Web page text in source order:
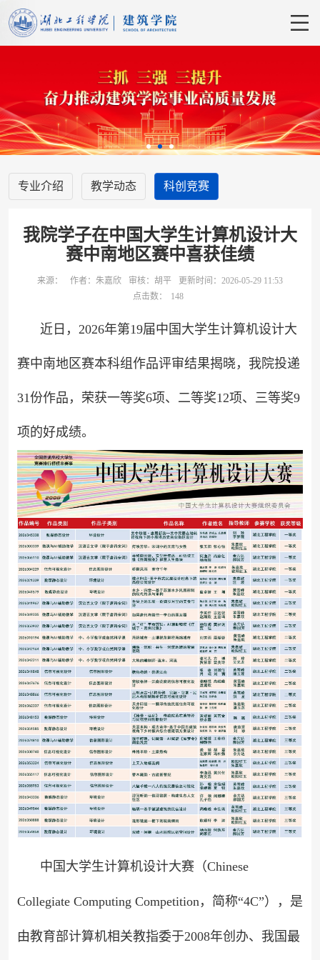
专业介绍 教学动态 科创竞赛
我院学子在中国大学生计算机设计大
赛中南地区赛中喜获佳绩
来源： 作者：朱嘉欣 审核：胡平
更新时间：2026-05-29 11:53
点击数：
148
近日，2026年第19届中国大学生计算机设计大
赛中南地区赛本科组作品评审结果揭晓，我院投递
31份作品，荣获一等奖6项、二等奖12项、三等奖9
项的好成绩。
中国大学生计算机设计大赛（Chinese
Collegiate Computing Competition，简称“4C”），是
由教育部计算机相关教指委于2008年创办、我国最